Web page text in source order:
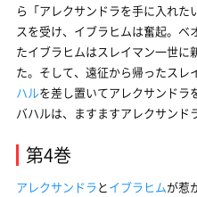
ら「アレクサンドラを手に入れた
スを受け、イブラヒムは奮起。
たイブラヒムはスレイマン一世に
た。そして、遠征から帰ったスレ
ハルを差し置いてアレクサンドラ
バハルは、ますますアレクサンド
第4巻
アレクサンドラと イブラヒムが惹